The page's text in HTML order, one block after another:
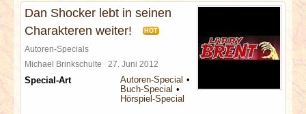
Dan Shocker lebt in seinen
Charakteren weiter!
HOT
Autoren-Specials
Michael Brinkschulte 27. Juni 2012
Special-Art
Autoren-Special
Buch-Special
Hörspiel-Special